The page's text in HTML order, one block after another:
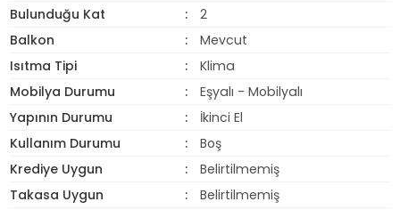
Bulunduğu Kat
2
Balkon
Mevcut
Isıtma Tipi
Klima
Mobilya Durumu
Eşyalı - Mobilyalı
Yapının Durumu
İkinci El
Kullanım Durumu
Boş
Krediye Uygun
Belirtilmemiş
Takasa Uygun
Belirtilmemiş